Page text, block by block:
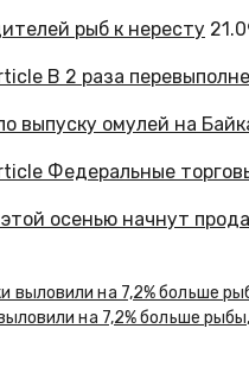
рыб к нересту
выпуску омулей на
осенью начнут
на 7,2% больше